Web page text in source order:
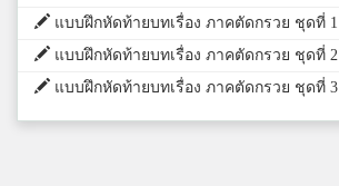
แบบฝึกหัดท้ายบทเรื่อง ภาคตัดกรวย ชุดที่ 1
แบบฝึกหัดท้ายบทเรื่อง ภาคตัดกรวย ชุดที่ 2
แบบฝึกหัดท้ายบทเรื่อง ภาคตัดกรวย ชุดที่ 3